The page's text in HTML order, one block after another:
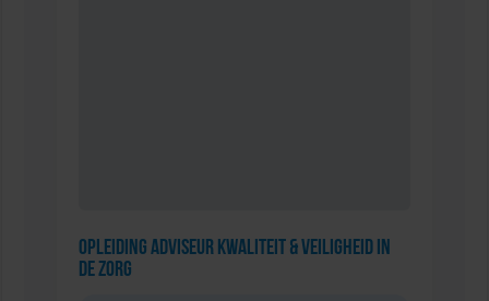
Opleiding Adviseur Kwaliteit & Veiligheid in
de zorg